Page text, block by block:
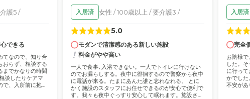
護5 /
できる
てなので、知り合
おらず、相談する
までかなりの時間
談したりケアマ
、入所前に抱え
入居済 女性 / 100歳以上 / 要介護3 /
5.0
モダンで清潔感のある新しい施設
料金がやや高い
一人で食事､入浴できない。一人でトイレに行けない
のでお漏らしする。夜中に徘徊するので警察から夜中
に電話が来る。たまにあんた誰と忘れなれる。 とに
かく施設のスタッフにお任せできるのが安心で便利で
す。我々も夜中ぐっすり安心して眠れます。施設さま
入居済
完全
お陰様
した。
に行っ
かでし
不安が